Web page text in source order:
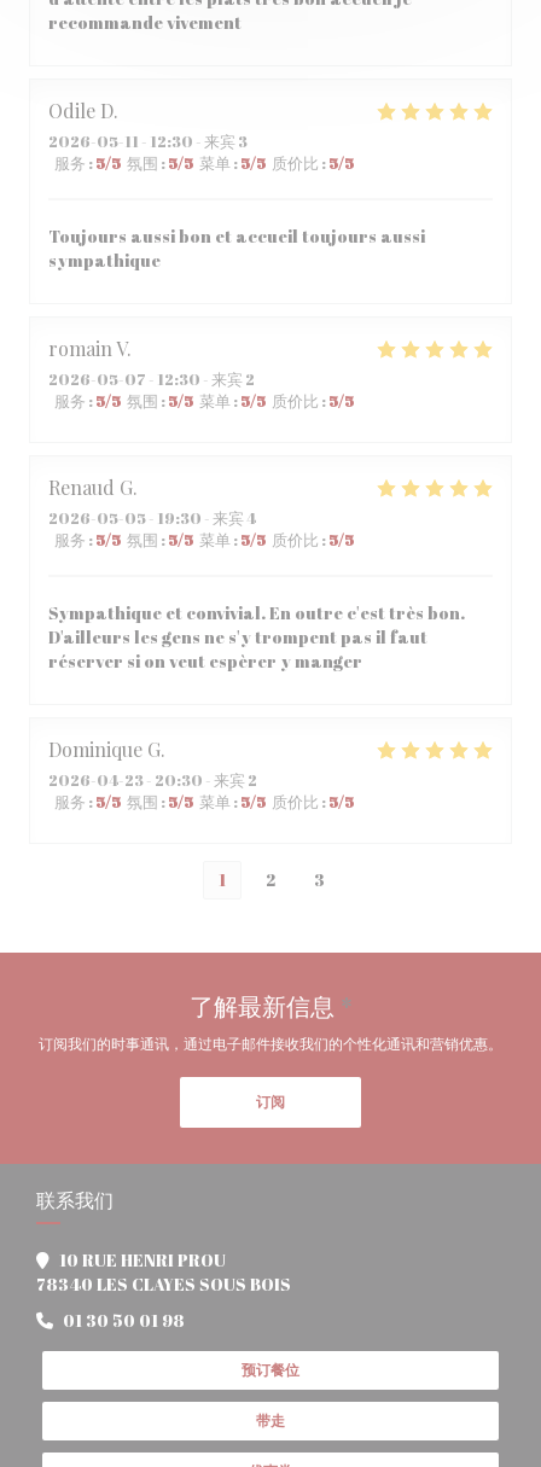
recommande vivement
Odile D
2026-05-11 - 12:30 - 来宾 3
服务 :5/5 氛围 :5/5 菜单:5/5 质价比 :5/5
Toujours aussi bon et accueil toujours aussi
sympathique
romainV
2026-05-07 - 12:30 - 来宾 2
服务 :5/5 氛围 :5/5 菜单:5/5 质价比 :5/5
Renaud G
2026-05-05- 19:30 - 来宾 4
服务 :5/5 氛围 :5/5 菜单:5/5 质价比 :5/5
Sympathique et convivial. En outre c'est très bon.
D'ailleurs les gens ne s'y trompent pas il faut
réserver si on veut espèrer y manger
Dominique G
2026-04-23- 20:30 - 来宾 2
服务 :5/5 氛围 :5/5 菜单:5/5 质价比 :5/5
1 2 3
了解最新信息 *
订阅我们的时事通讯，通过电子邮件接收我们的个性化通讯和营销优惠。
订阅
联系我们
10 RUE HENRI PROU
78340 LES CLAYES SOUS BOIS
01 30 50 01 98
预订餐位
带走